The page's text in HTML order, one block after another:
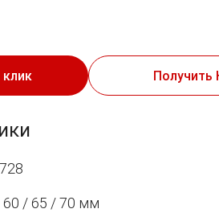
клик Получить
/ 65 / 70 мм